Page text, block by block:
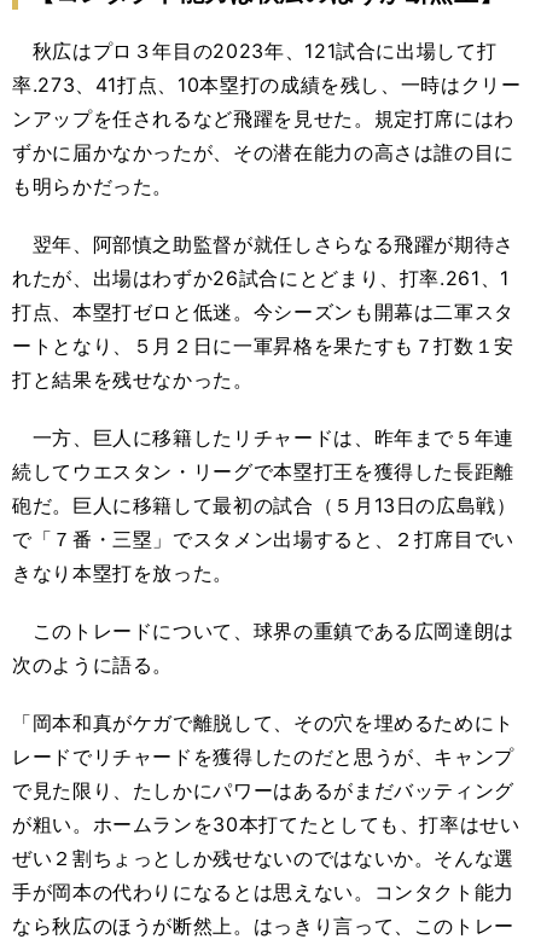
秋広はプロ３年目の2023年、121試合に出場して打
率.273、41打点、10本塁打の成績を残し、一時はクリー
ンアップを任されるなど飛躍を見せた。規定打席にはわ
ずかに届かなかったが、その潜在能力の高さは誰の目に
も明らかだった。
翌年、阿部慎之助監督が就任しさらなる飛躍が期待さ
れたが、出場はわずか26試合にとどまり、打率.261、1
打点、本塁打ゼロと低迷。今シーズンも開幕は二軍スタ
ートとなり、５月２日に一軍昇格を果たすも７打数１安
打と結果を残せなかった。
一方、巨人に移籍したリチャードは、昨年まで５年連
続してウエスタン・リーグで本塁打王を獲得した長距離
砲だ。巨人に移籍して最初の試合（５月13日の広島戦）
で「７番・三塁」でスタメン出場すると、２打席目でい
きなり本塁打を放った。
このトレードについて、球界の重鎮である広岡達朗は
次のように語る。
「岡本和真がケガで離脱して、その穴を埋めるためにト
レードでリチャードを獲得したのだと思うが、キャンプ
で見た限り、たしかにパワーはあるがまだバッティング
が粗い。ホームランを30本打てたとしても、打率はせい
ぜい２割ちょっとしか残せないのではないか。そんな選
手が岡本の代わりになるとは思えない。コンタクト能力
なら秋広のほうが断然上。はっきり言って、このトレー